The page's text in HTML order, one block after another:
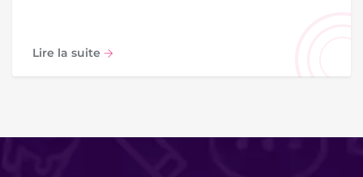
Lire la suite